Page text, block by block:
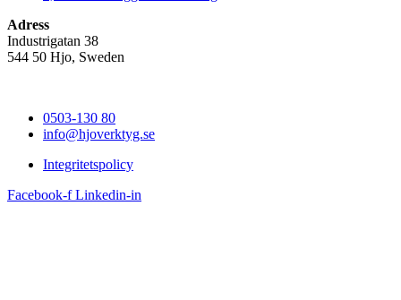
Adress
Industrigatan 38
544 50 Hjo, Sweden
0503-130 80
info@hjoverktyg.se
Integritetspolicy
Facebook-f Linkedin-in